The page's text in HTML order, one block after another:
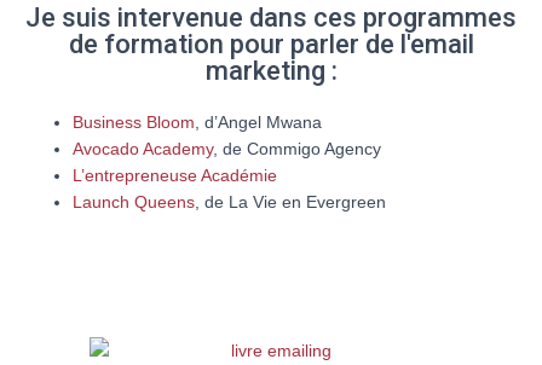
Je suis intervenue dans ces programmes
de formation pour parler de l'email
marketing :
Business Bloom , d’Angel Mwana
Avocado Academy, de Commigo Agency
L’entrepreneuse Académie
Launch Queens , de La Vie en Evergreen